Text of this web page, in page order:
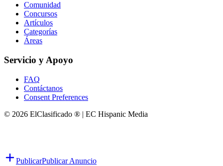
Comunidad
Concursos
Artículos
Categorías
Áreas
Servicio y Apoyo
FAQ
Contáctanos
Consent Preferences
© 2026 ElClasificado ® | EC Hispanic Media
PublicarPublicar Anuncio